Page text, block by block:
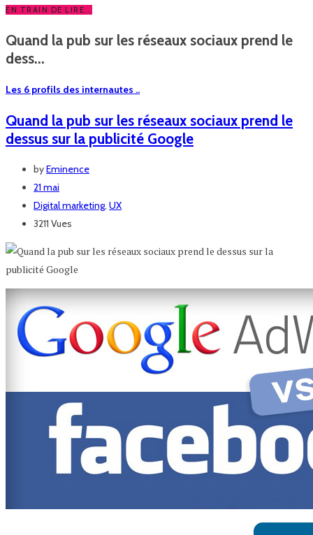
EN TRAIN DE LIRE...
Quand la pub sur les réseaux sociaux prend le
dess...
Les 6 profils des internautes ..
Quand la pub sur les réseaux sociaux prend le
dessus sur la publicité Google
byEminence
21 mai
Digital marketing, UX
3211 Vues